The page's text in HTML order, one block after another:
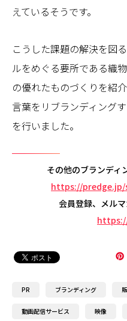
えているそうです。
こうした課題の解決を図
ルをめぐる要所である織
の優れたものづくりを紹
言葉をリブランディング
を行いました。
その他のブランディ
https://predge.jp/
会員登録、メル
PR ブランディング
動画配信サービス 映像